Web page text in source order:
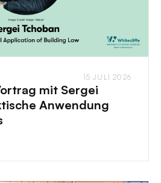
15 JULI 2026
mit Sergei
Anwendung